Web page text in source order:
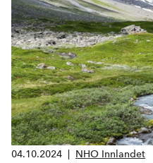
04.10.2024 NHO Innlandet